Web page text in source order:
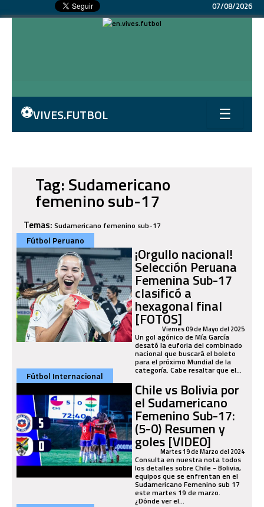
07/08/2026
⚽VIVES.FUTBOL ☰
Tag: Sudamericano
femenino sub-17
Temas: Sudamericano femenino sub-17
Fútbol Peruano
¡Orgullo nacional!
Selección Peruana
Femenina Sub-17
clasificó a
hexagonal final
[FOTOS]Viernes 09 de Mayo del 2025
Un gol agónico de Mía García
desató la euforia del combinado
nacional que buscará el boleto
para el próximo Mundial de la
categoría. Cabe resaltar que el...
Fútbol Internacional
Chile vs Bolivia por
el Sudamericano
Femenino Sub-17:
(5-0) Resumen y
goles [VIDEO]
Martes 19 de Marzo del 2024
Consulta en nuestra nota todos
los detalles sobre Chile - Bolivia,
equipos que se enfrentan en el
Sudamericano Femenino sub 17
este martes 19 de marzo.
¿Dónde ver el...